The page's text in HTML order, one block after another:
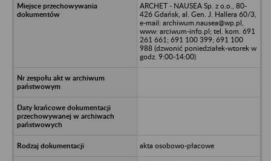
ARCHET - NAUSEA Sp. z o.o., 80-
426 Gdańsk, al. Gen. J. Hallera 60/3,
e-mail: archiwum.nausea@wp.pl,
www: arciwum-info.pl; tel. kom. 691
261 661; 691 100 399; 691 100
988 (dzwonić poniedziałek-wtorek w
godz. 9:00-14:00)
akta osobowo-płacowe